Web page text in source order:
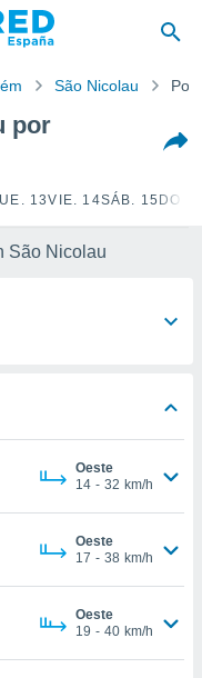
São Nicolau Por
por
13VIE. 14SÁB. 15
São Nicolau
Oeste
14 - 32 km/h
Oeste
17 - 38 km/h
Oeste
19 - 40 km/h